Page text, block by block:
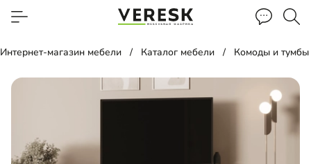
Интернет-магазин мебели Каталог мебели Комоды и тумбы